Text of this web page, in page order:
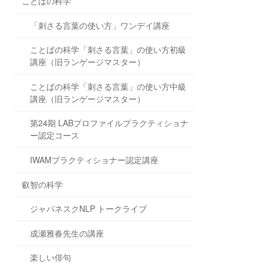
「刺さる言葉の使い方」ワンデイ講座
ことばの科学「刺さる言葉」の使い方初級
講座（旧ランゲージマスター）
ことばの科学「刺さる言葉」の使い方中級
講座（旧ランゲージマスター）
第24期 LABプロファイルプラクティショナ
ー認定コース
IWAMプラクティショナー認定講座
叡智の科学
ジャパネスクNLP トークライブ
成瀬雅春先生の講座
楽しい俳句